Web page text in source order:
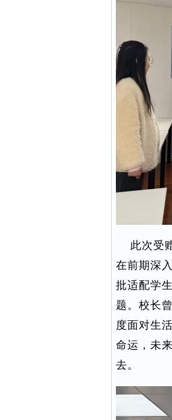
此次受赠
在前期深
批适配学
题。校长
度面对生
命运，未
去。